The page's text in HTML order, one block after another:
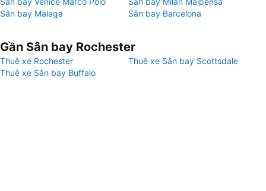
Sân bay Malaga
Sân bay Barcelona
Gần Sân bay Rochester
Thuê xe Rochester
Thuê xe Sân bay Scottsdale
Thuê xe Sân bay Buffalo